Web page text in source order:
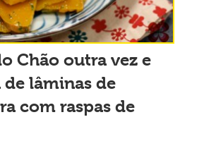
Chão outra vez e
de lâminas de
com raspas de